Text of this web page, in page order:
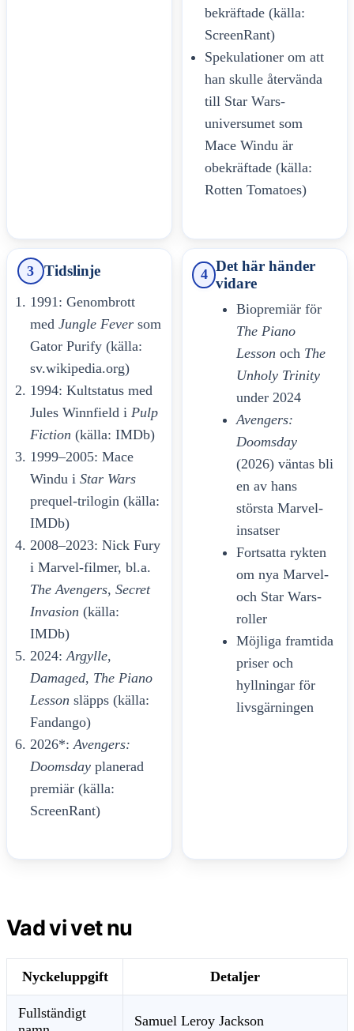
bekräftade (källa:
ScreenRant)
Spekulationer om att
han skulle återvända
till Star Wars-
universumet som
Mace Windu är
obekräftade (källa:
Rotten Tomatoes)
3 Tidslinje
1991: Genombrott
med Jungle Feversom
Gator Purify (källa:
sv.wikipedia.org)
1994: Kultstatus med
Jules Winnfield i Pulp
Fiction (källa: IMDb)
1999–2005: Mace
Windu i Star Wars
prequel-trilogin (källa:
IMDb)
2008–2023: Nick Fury
i Marvel-filmer, bl.a.
The Avengers, Secret
Invasion (källa:
IMDb)
2024: Argylle,
Damaged, The Piano
Lesson släpps (källa:
Fandango)
2026*: Avengers:
Doomsdayplanerad
premiär (källa:
ScreenRant)
4
Det här händer
vidare
Biopremiär för
The Piano
Lesson och The
Unholy Trinity
under 2024
Avengers:
Doomsday
(2026) väntas bli
en av hans
största Marvel-
insatser
Fortsatta rykten
om nya Marvel-
och Star Wars-
roller
Möjliga framtida
priser och
hyllningar för
livsgärningen
Vad vi vet nu
Nyckeluppgift Detaljer
Fullständigt
Samuel Leroy Jackson